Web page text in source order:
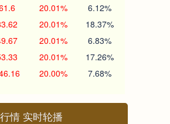
20.01% 6.12%
20.01% 18.37%
20.01% 6.83%
20.01% 17.26%
20.00% 7.68%
情 实时轮播